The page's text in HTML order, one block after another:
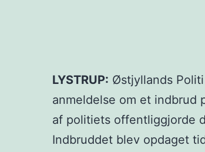
LYSTRUP: Østjyllands
anmeldelse om et indbrud
af politiets offentliggjorde
Indbruddet blev opdaget